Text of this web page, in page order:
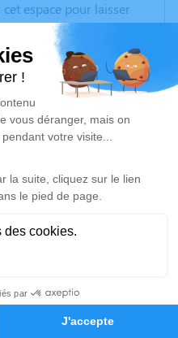
Hommages
espace pour laisser
photos souvenirs, une
à travers des
est un lieu
la mémoire de Roland
hommage est
Je rends hommage
de Coëx